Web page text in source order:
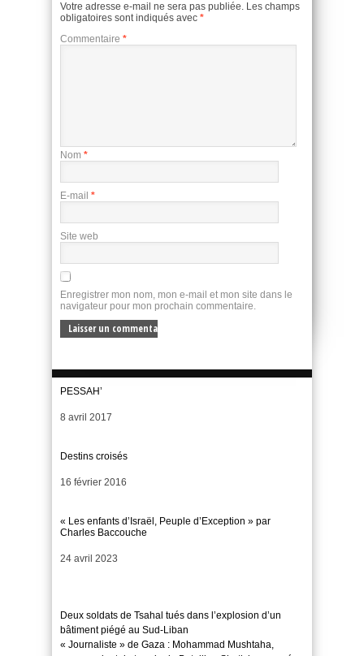
Votre adresse e-mail ne sera pas publiée. Les champs
obligatoires sont indiqués avec *
Commentaire *
Nom *
E-mail *
Site web
Enregistrer mon nom, mon e-mail et mon site dans le
navigateur pour mon prochain commentaire.
PESSAH’
Date
8 avril 2017
Destins croisés
Date
16 février 2016
« Les enfants d’Israël, Peuple d’Exception » par
Charles Baccouche
Date
24 avril 2023
Deux soldats de Tsahal tués dans l’explosion d’un
bâtiment piégé au Sud-Liban
« Journaliste » de Gaza : Mohammad Mushtaha,